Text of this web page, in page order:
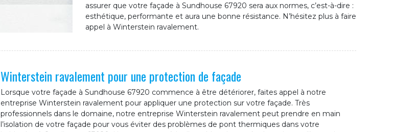
assurer que votre façade à Sundhouse 67920 sera aux normes, c’est-à-dire :
esthétique, performante et aura une bonne résistance. N’hésitez plus à faire
appel à Winterstein ravalement.
Winterstein ravalement pour une protection de façade
Lorsque votre façade à Sundhouse 67920 commence à être détériorer, faites appel à notre
entreprise Winterstein ravalement pour appliquer une protection sur votre façade. Très
professionnels dans le domaine, notre entreprise Winterstein ravalement peut prendre en main
l’isolation de votre façade pour vous éviter des problèmes de pont thermiques dans votre